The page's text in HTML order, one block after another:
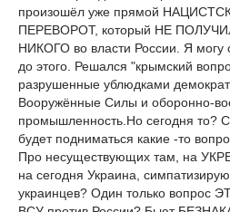
произошёл уже прямой
ПЕРЕВОРОТ, который НЕ
НИКОГО во власти России. Я могу
до этого. Решался "крымский
разрушенные ублюдками
Вооружённые Силы и оборонно-
промышленность.Но сегодня то?
будет подниматься какие -то
Про несуществующих там, на
на сегодня Украина,
украинцев? Один только